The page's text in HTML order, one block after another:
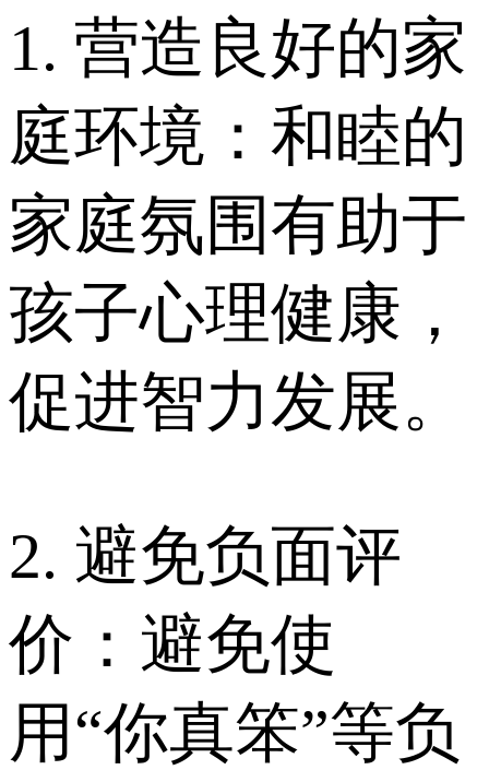
1. 营造良好的家
庭环境：和睦的
家庭氛围有助于
孩子心理健康，
促进智力发展。
2. 避免负面评
价：避免使
用“你真笨”等负